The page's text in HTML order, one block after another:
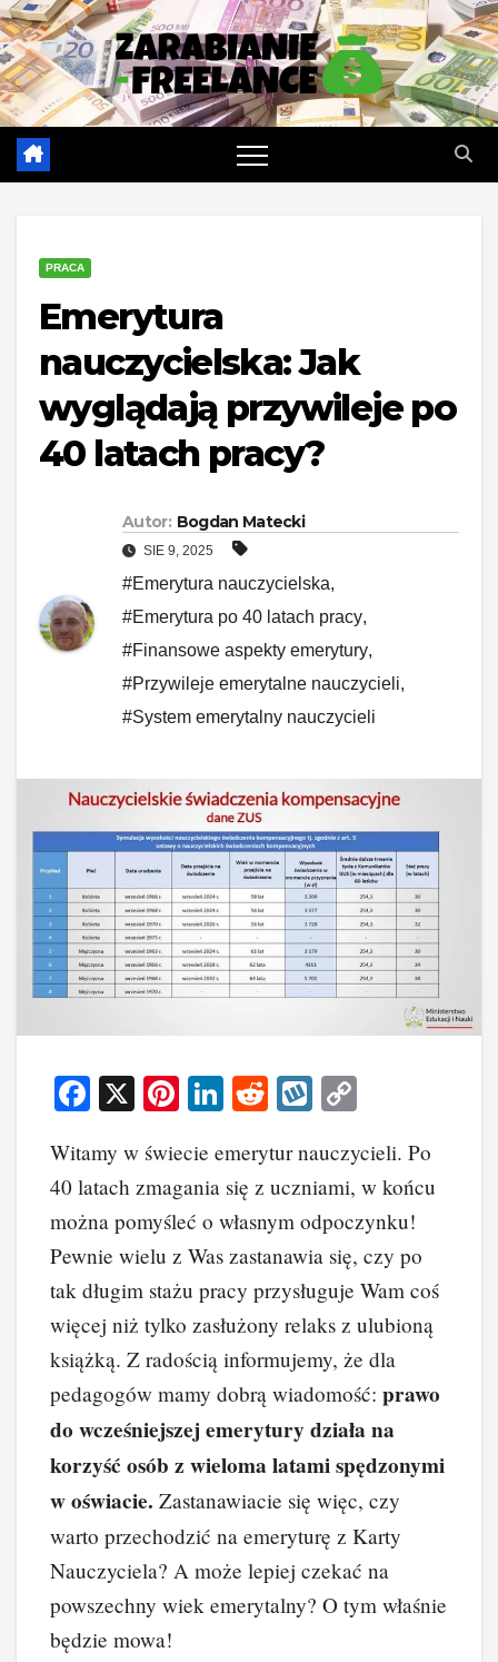
Skip
to
content
PRACA
Emerytura
nauczycielska: Jak
wyglądają przywileje po
40 latach pracy?
Autor: Bogdan Matecki
SIE 9, 2025
#Emerytura nauczycielska,
#Emerytura po 40 latach pracy,
#Finansowe aspekty emerytury,
#Przywileje emerytalne nauczycieli,
#System emerytalny nauczycieli
F
c
e
b
o
o
k
X
Pi
er
e
st
Li
k
e
dI
n
R
d
di
t
W
o
p
p
y
Li
n
k
Witamy w świecie emerytur nauczycieli. Po
40 latach zmagania się z uczniami, w końcu
można pomyśleć o własnym odpoczynku!
Pewnie wielu z Was zastanawia się, czy po
tak długim stażu pracy przysługuje Wam coś
więcej niż tylko zasłużony relaks z ulubioną
książką. Z radością informujemy, że dla
pedagogów mamy dobrą wiadomość: prawo
do wcześniejszej emerytury działa na
korzyść osób z wieloma latami spędzonymi
w oświacie. Zastanawiacie się więc, czy
warto przechodzić na emeryturę z Karty
Nauczyciela? A może lepiej czekać na
powszechny wiek emerytalny? O tym właśnie
będzie mowa!